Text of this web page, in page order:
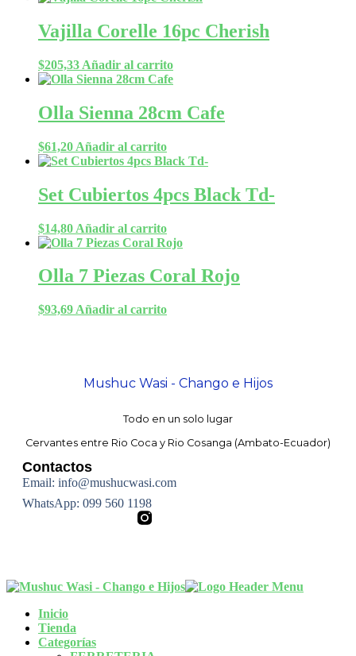
Vajilla Corelle 16pc Cherish
$205,33 Añadir al carrito
Olla Sienna 28cm Cafe
$61,20 Añadir al carrito
Set Cubiertos 4pcs Black Td-
$14,80 Añadir al carrito
Olla 7 Piezas Coral Rojo
$93,69 Añadir al carrito
Mushuc Wasi - Chango e Hijos
Todo en un solo lugar
Cervantes entre Rio Coca y Rio Cosanga (Ambato-Ecuador)
Contactos
Email: info@mushucwasi.com
WhatsApp: 099 560 1198
Inicio
Tienda
Categorías